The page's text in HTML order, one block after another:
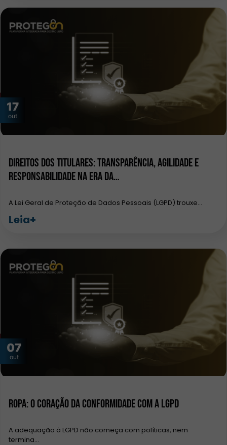
17
out
Direitos dos Titulares: Transparência, Agilidade e
Responsabilidade na Era da…
A Lei Geral de Proteção de Dados Pessoais (LGPD) trouxe…
Leia+
07
out
ROPA: O Coração da Conformidade com a LGPD
A adequação à LGPD não começa com políticas, nem
termina…